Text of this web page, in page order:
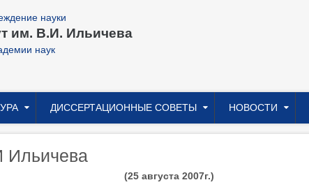
науки
им. В.И. Ильичева
наук
ДИССЕРТАЦИОННЫЕ СОВЕТЫ НОВОСТИ
Ильичева
(25 августа 2007г.)